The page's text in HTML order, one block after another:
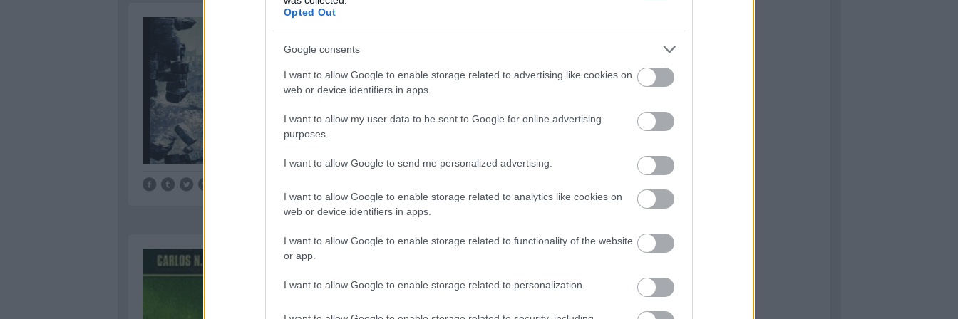
Opted Out
Google consents
I want to allow Google to enable storage related to advertising like cookies on
web or device identifiers in apps.
I want to allow my user data to be sent to Google for online advertising
purposes.
I want to allow Google to send me personalized advertising.
I want to allow Google to enable storage related to analytics like cookies on
web or device identifiers in apps.
I want to allow Google to enable storage related to functionality of the website
or app.
I want to allow Google to enable storage related to personalization.
(Lőrinczy Judit)
Sztálingrád másik csatájaAlapvetően
csatával kapcsolatos regény. Annak
újszerű megközelítést ígértek ennek a
kezembe a…
KÖNYV: A csendes harcos
KÉPREGÉNY: Lucas háborúi
MAKETT: A34 Comet
PC: Call of Duty – Black Ops 6
KÖNYV: Normandy ‘44 (James
FOTÓ: Normandiai látnivalók 6.
Beach (Gary Sterne)
KIÁLLÍTÁS: The Longest Yarn